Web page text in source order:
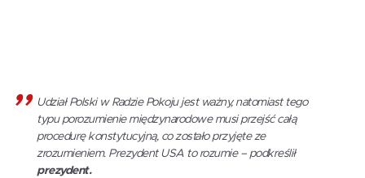
Udział Polski w Radzie Pokoju jest ważny, natomiast tego
typu porozumienie międzynarodowe musi przejść całą
procedurę konstytucyjną, co zostało przyjęte ze
zrozumieniem. Prezydent USA to rozumie – podkreślił
prezydent.